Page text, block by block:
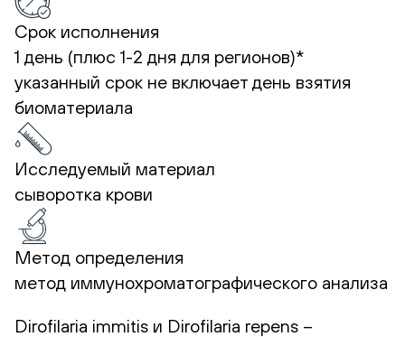
Срок исполнения
1 день (плюс 1-2 дня для регионов)*
указанный срок не включает день взятия
биоматериала
Исследуемый материал
сыворотка крови
Метод определения
метод иммунохроматографического анализа
Dirofilaria immitis и Dirofilaria repens –